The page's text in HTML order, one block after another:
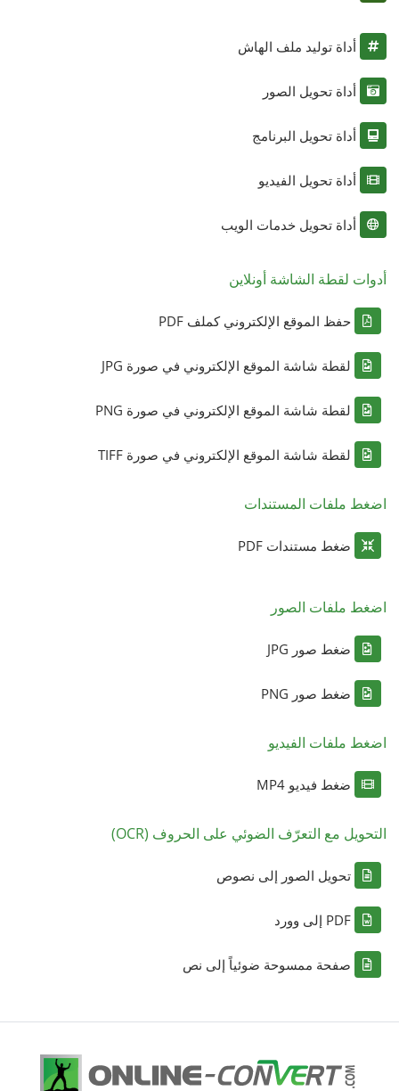
أداة توليد ملف الهاش
أداة تحويل الصور
أداة تحويل البرنامج
أداة تحويل الفيديو
أداة تحويل خدمات الويب
أدوات لقطة الشاشة أونلاين
حفظ الموقع الإلكتروني كملف PDF
لقطة شاشة الموقع الإلكتروني في صورة JPG
لقطة شاشة الموقع الإلكتروني في صورة PNG
لقطة شاشة الموقع الإلكتروني في صورة TIFF
اضغط ملفات المستندات
ضغط مستندات PDF
اضغط ملفات الصور
ضغط صور JPG
ضغط صور PNG
اضغط ملفات الفيديو
ضغط فيديو MP4
التحويل مع التعرّف الضوئي على الحروف (OCR)
تحويل الصور إلى نصوص
PDF إلى وورد
صفحة ممسوحة ضوئياً إلى نص